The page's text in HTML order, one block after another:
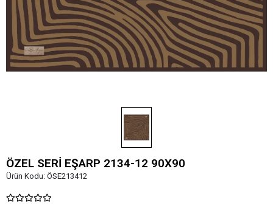
ÖZEL SERİ EŞARP 2134-12 90X90
Ürün Kodu: ÖSE213412